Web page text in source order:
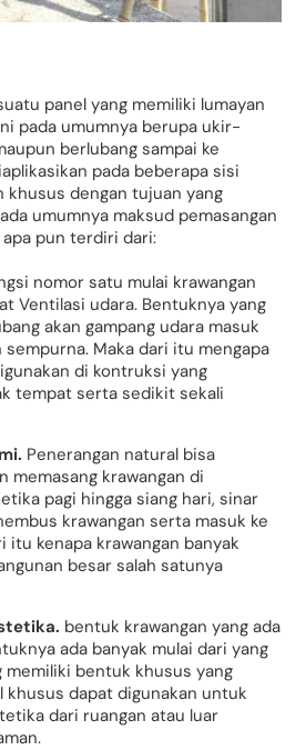
panel yang memiliki lumayan
pada umumnya berupa ukir-
berlubang sampai ke
pada beberapa sisi
khusus dengan tujuan yang
umumnya maksud pemasangan
apa pun terdiri dari:
nomor satu mulai krawangan
Ventilasi udara. Bentuknya yang
akan gampang udara masuk
sempurna. Maka dari itu mengapa
di kontruksi yang
tempat serta sedikit sekali
Penerangan natural bisa
memasang krawangan di
pagi hingga siang hari, sinar
krawangan serta masuk ke
itu kenapa krawangan banyak
besar salah satunya
bentuk krawangan yang ada
ada banyak mulai dari yang
memiliki bentuk khusus yang
khusus dapat digunakan untuk
dari ruangan atau luar